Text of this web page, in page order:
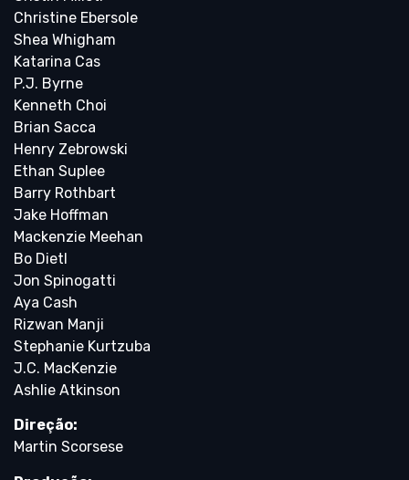
Christine Ebersole
Shea Whigham
Katarina Cas
P.J. Byrne
Kenneth Choi
Brian Sacca
Henry Zebrowski
Ethan Suplee
Barry Rothbart
Jake Hoffman
Mackenzie Meehan
Bo Dietl
Jon Spinogatti
Aya Cash
Rizwan Manji
Stephanie Kurtzuba
J.C. MacKenzie
Ashlie Atkinson
Direção:
Martin Scorsese